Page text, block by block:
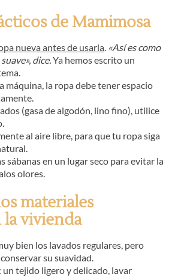
de Mamimosa
nueva antes de usarla. «Así es como
dice.Ya hemos escrito un
máquina, la ropa debe tener espacio
(gasa de algodón, lino fino), utilice
al aire libre, para que tu ropa siga
sábanas en un lugar seco para evitar la
olores.
materiales
vivienda
bien los lavados regulares, pero
su suavidad.
: un tejido ligero y delicado, lavar